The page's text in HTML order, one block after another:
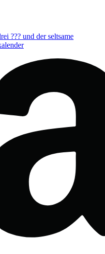
??? und der seltsame